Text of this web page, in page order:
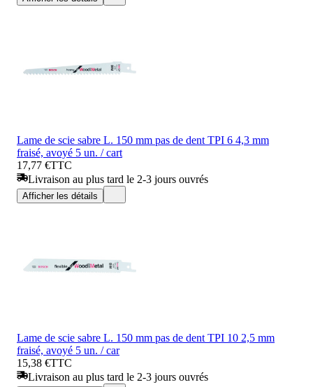
Lame de scie sabre L. 150 mm pas de dent TPI 6 4,3 mm
fraisé, avoyé 5 un. / cart
17,77 €TTC
Livraison au plus tard le 2-3 jours ouvrés
Afficher les détails
Lame de scie sabre L. 150 mm pas de dent TPI 10 2,5 mm
fraisé, avoyé 5 un. / car
15,38 €TTC
Livraison au plus tard le 2-3 jours ouvrés